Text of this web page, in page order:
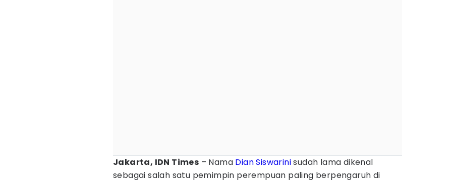
Jakarta, IDN Times – Nama Dian Siswarinisudah lama dikenal
sebagai salah satu pemimpin perempuan paling berpengaruh di